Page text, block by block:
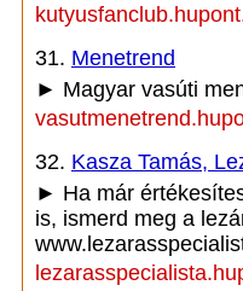
31. Menetrend
► Magyar vasúti
32. Kasza Tamás,
► Ha már
is, ismerd meg a